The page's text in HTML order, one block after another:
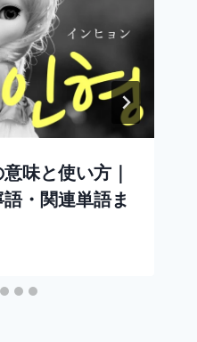
味と使い方｜
・関連単語ま